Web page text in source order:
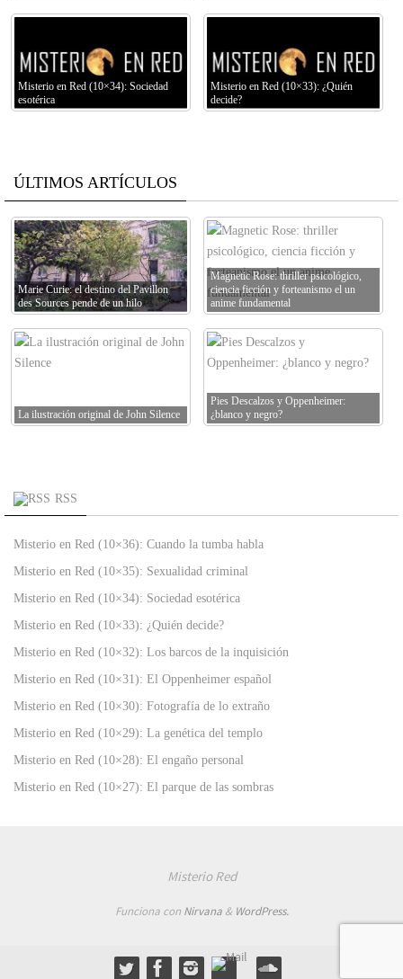
Misterio en Red (10×34): Sociedad
esotérica
Misterio en Red (10×33): ¿Quién
decide?
ÚLTIMOS ARTÍCULOS
Marie Curie: el destino del Pavillon
des Sources pende de un hilo
Magnetic Rose: thriller psicológico,
ciencia ficción y forteanismo el un
anime fundamental
La ilustración original de John Silence
Pies Descalzos y Oppenheimer:
¿blanco y negro?
RSS
Misterio en Red (10×36): Cuando la tumba habla
Misterio en Red (10×35): Sexualidad criminal
Misterio en Red (10×34): Sociedad esotérica
Misterio en Red (10×33): ¿Quién decide?
Misterio en Red (10×32): Los barcos de la inquisición
Misterio en Red (10×31): El Oppenheimer español
Misterio en Red (10×30): Fotografía de lo extraño
Misterio en Red (10×29): La genética del templo
Misterio en Red (10×28): El engaño personal
Misterio en Red (10×27): El parque de las sombras
Misterio Red
Funciona con Nirvana& WordPress.